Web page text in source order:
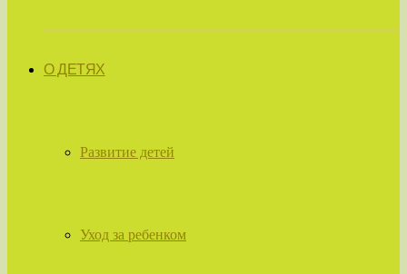
О ДЕТЯХ
Развитие детей
Уход за ребенком